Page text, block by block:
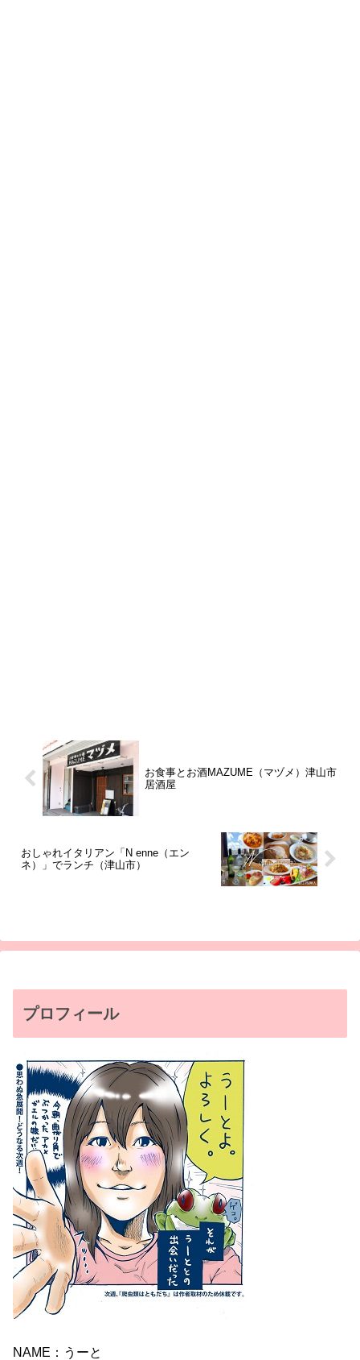
お食事とお酒MAZUME（マヅメ）津山市
居酒屋
おしゃれイタリアン「N enne（エン
ネ）」でランチ（津山市）
プロフィール
NAME：うーと